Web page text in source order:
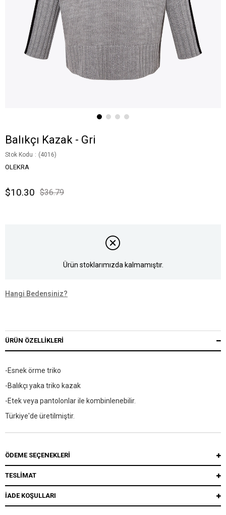
Balıkçı Kazak - Gri
Stok Kodu (4016)
OLEKRA
$36.79
$10.30
Ürün stoklarımızda kalmamıştır.
Hangi Bedensiniz?
ÜRÜN ÖZELLIKLERI
-Esnek örme triko
-Balıkçı yaka triko kazak
-Etek veya pantolonlar ile kombinlenebilir.
Türkiye'de üretilmiştir.
ÖDEME SEÇENEKLERI
TESLİMAT
İADE KOŞULLARI